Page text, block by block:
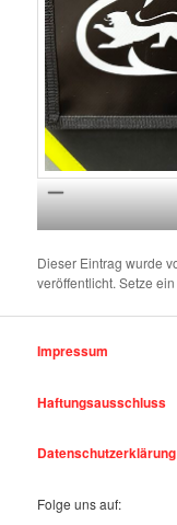
Dieser Eintrag wurde
veröffentlicht. Setze
Impressum
Haftungsausschluss
Datenschutzerklärung
Folge uns auf: